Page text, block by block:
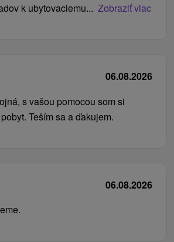
k ubytovaciemu... Zobraziť viac
06.08.2026
s vašou pomocou som si
Teším sa a ďakujem.
06.08.2026